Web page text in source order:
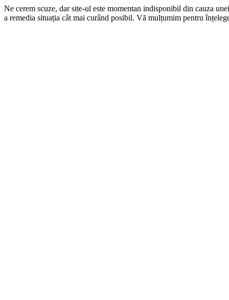
Ne cerem scuze, dar site-ul este momentan indisponibil din cauza
a remedia situația cât mai curând posibil. Vă mulțumim pentru